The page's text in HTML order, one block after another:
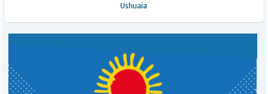
Ushuaia